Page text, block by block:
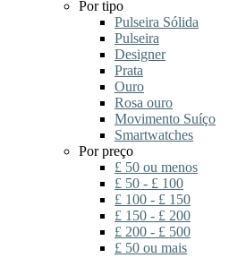
Por tipo
Pulseira Sólida
Pulseira
Designer
Prata
Ouro
Rosa ouro
Movimento Suíço
Smartwatches
Por preço
£ 50 ou menos
£ 50 - £ 100
£ 100 - £ 150
£ 150 - £ 200
£ 200 - £ 500
£ 50 ou mais